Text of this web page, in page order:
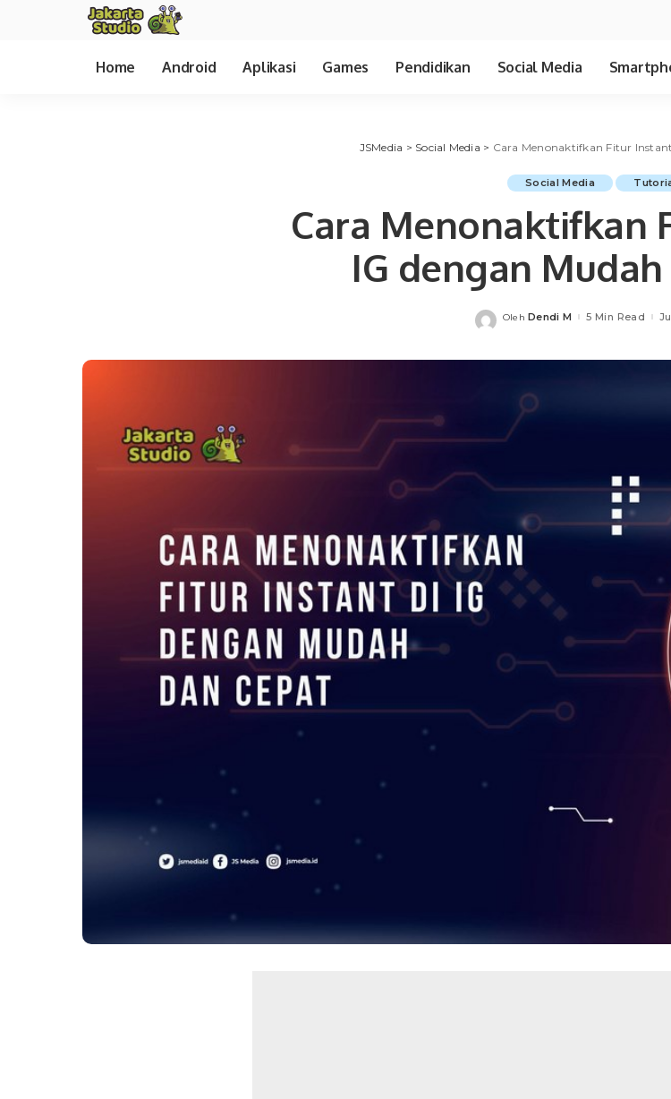
Home Android Aplikasi Games Pendidikan Social Media
JSMedia > Social Media > Cara Menonaktifkan Fitur
Social Media
Cara Menonaktifkan
IG dengan
Posted
Oleh Dendi M 5 Min Read